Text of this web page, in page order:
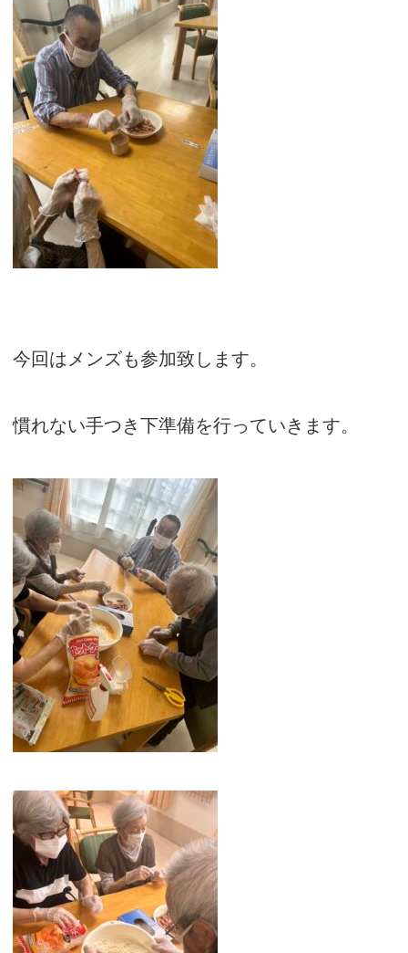
今回はメンズも参加致します。
慣れない手つき下準備を行っていきます。